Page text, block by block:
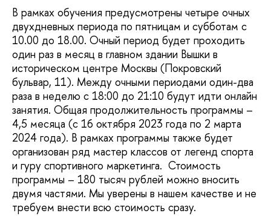
В рамках обучения предусмотрены четыре очных
двухдневных периода по пятницам и субботам с
10.00 до 18.00. Очный период будет проходить
один раз в месяц в главном здании Вышки в
историческом центре Москвы (Покровский
бульвар, 11). Между очными периодами один-два
раза в неделю с 18:00 до 21:10 будут идти онлайн
занятия. Общая продолжительность программы –
4,5 месяца (с 16 октября 2023 года по 2 марта
2024 года). В рамках программы также будет
организован ряд мастер классов от легенд спорта
и гуру спортивного маркетинга. Стоимость
программы – 180 тысяч рублей можно вносить
двумя частями. Мы уверены в нашем качестве и не
требуем внести всю стоимость сразу.